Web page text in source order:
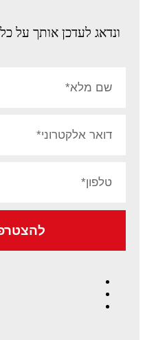
ונדאג לעדכן אותך על